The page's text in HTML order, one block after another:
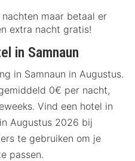
maar betaal er
extra nacht gratis!
in Samnaun
in Samnaun in Augustus.
0€ per nacht,
Vind een hotel in
Augustus 2026 bij
te gebruiken om je
passen.